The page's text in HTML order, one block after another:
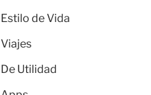
Estilo de Vida
Viajes
De Utilidad